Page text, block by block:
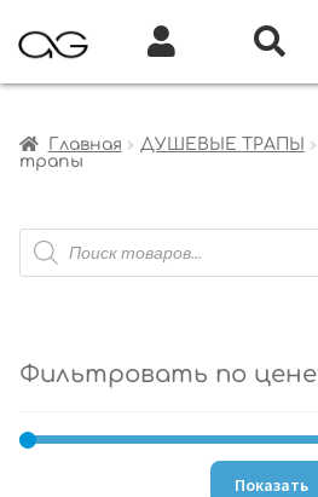
Главная ДУШЕВЫЕ ТРАПЫ
трапы
Поиск
товаров
Фильтровать по цене
Показать